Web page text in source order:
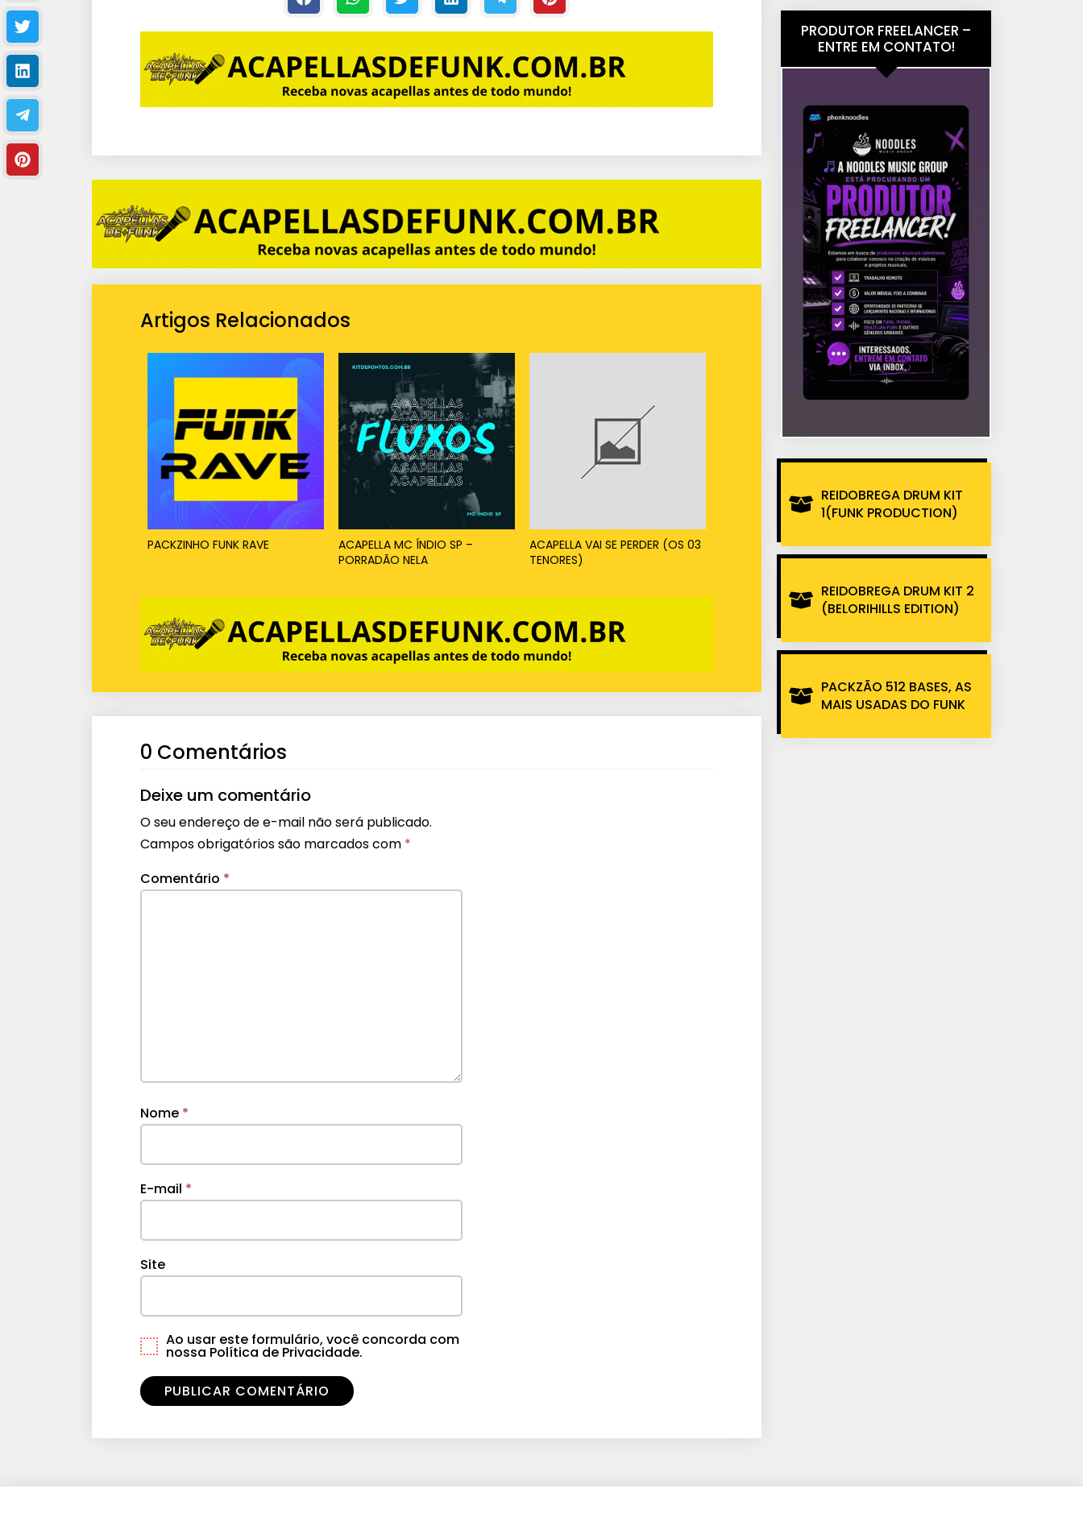
Artigos Relacionados
PACKZINHO FUNK RAVE
ACAPELLA MC ÍNDIO SP –
PORRADÃO NELA
ACAPELLA VAI SE PERDER (OS 03
TENORES)
0 Comentários
Deixe um comentário
O seu endereço de e-mail não será publicado.
Campos obrigatórios são marcados com *
Comentário *
Nome *
E-mail *
Site
Ao usar este formulário, você concorda com
nossa Política de Privacidade.
PRODUTOR FREELANCER –
ENTRE EM CONTATO!
REIDOBREGA DRUM KIT
1(FUNK PRODUCTION)
REIDOBREGA DRUM KIT 2
(BELORIHILLS EDITION)
PACKZÃO 512 BASES, AS
MAIS USADAS DO FUNK